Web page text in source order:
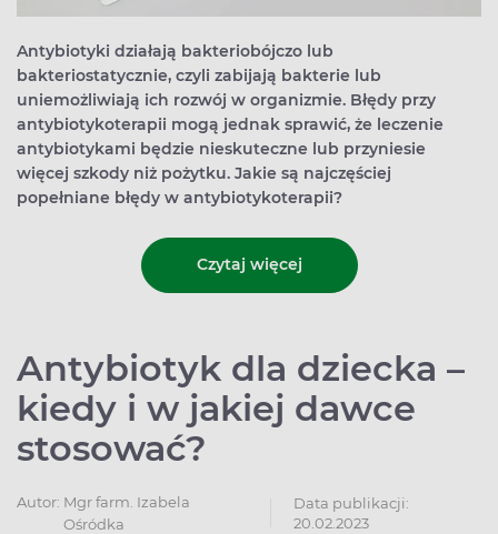
Antybiotyki działają bakteriobójczo lub
bakteriostatycznie, czyli zabijają bakterie lub
uniemożliwiają ich rozwój w organizmie. Błędy przy
antybiotykoterapii mogą jednak sprawić, że leczenie
antybiotykami będzie nieskuteczne lub przyniesie
więcej szkody niż pożytku. Jakie są najczęściej
popełniane błędy w antybiotykoterapii?
Czytaj więcej
Antybiotyk dla dziecka –
kiedy i w jakiej dawce
stosować?
Autor: Mgr farm. Izabela
Ośródka
Data publikacji:
20.02.2023